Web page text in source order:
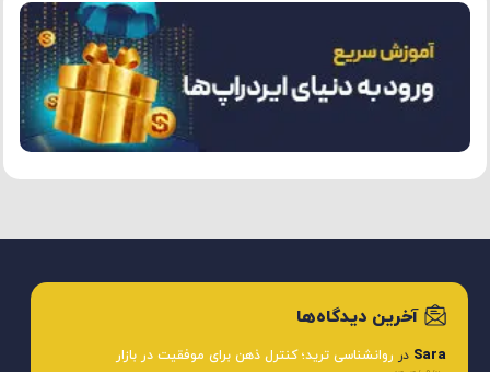
آخرین دیدگاه‌ها
Sara در روانشناسی ترید؛ کنترل ذهن برای موفقیت در بازار